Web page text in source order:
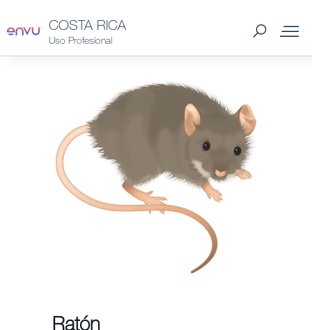
COSTA RICA
Uso Profesional
Boletin
Soluciones de plagas
Industria y Hospitalidad
Ratón